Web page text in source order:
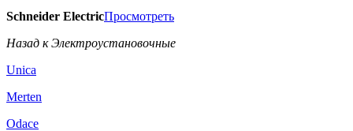
Schneider ElectricПросмотреть
Назад к Электроустановочные
Unica
Merten
Odace